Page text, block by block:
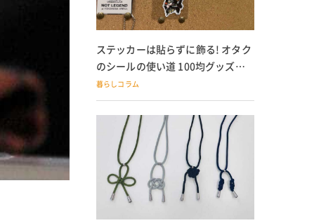
ステッカーは貼らずに飾る! オタク
のシールの使い道 100均グッズで
の飾り方も
暮らしコラム